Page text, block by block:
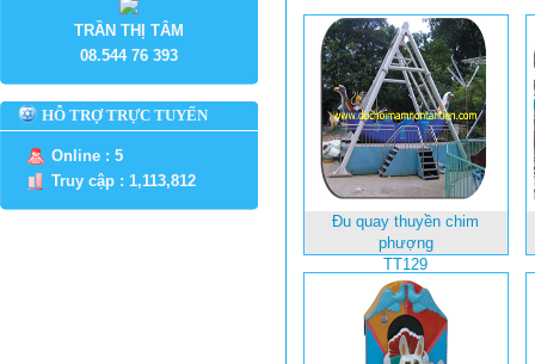
TRẦN THỊ TÂM
08.544 76 393
HỖ TRỢ TRỰC TUYẾN
Online : 5
Truy cập : 1,113,812
Đu quay thuyền chim
phượng
TT129